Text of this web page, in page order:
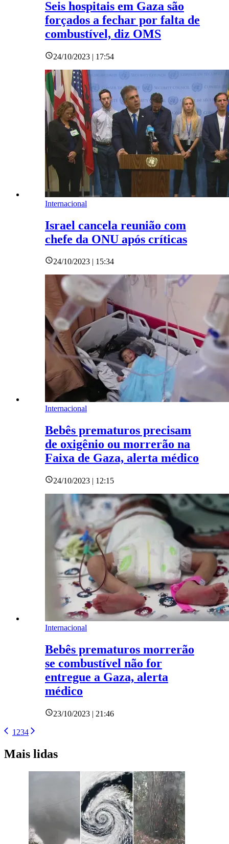
Seis hospitais em Gaza são
forçados a fechar por falta de
combustível, diz OMS
24/10/2023 | 17:54
Internacional
Israel cancela reunião com
chefe da ONU após críticas
24/10/2023 | 15:34
Internacional
Bebês prematuros precisam
de oxigênio ou morrerão na
Faixa de Gaza, alerta médico
24/10/2023 | 12:15
Internacional
Bebês prematuros morrerão
se combustível não for
entregue a Gaza, alerta
médico
23/10/2023 | 21:46
1 234
Mais lidas